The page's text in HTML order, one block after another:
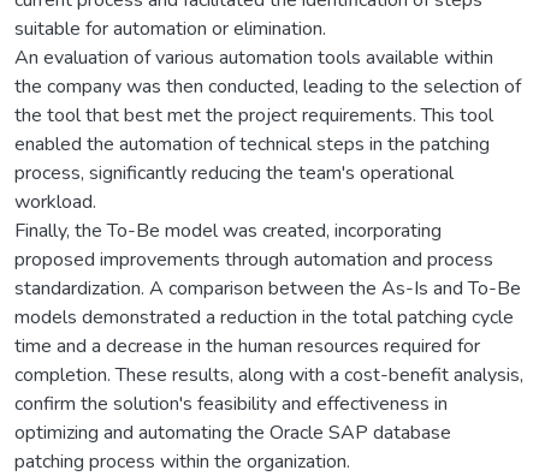
suitable for automation or elimination.
An evaluation of various automation tools available within
the company was then conducted, leading to the selection of
the tool that best met the project requirements. This tool
enabled the automation of technical steps in the patching
process, significantly reducing the team's operational
workload.
Finally, the To-Be model was created, incorporating
proposed improvements through automation and process
standardization. A comparison between the As-Is and To-Be
models demonstrated a reduction in the total patching cycle
time and a decrease in the human resources required for
completion. These results, along with a cost-benefit analysis,
confirm the solution's feasibility and effectiveness in
optimizing and automating the Oracle SAP database
patching process within the organization.